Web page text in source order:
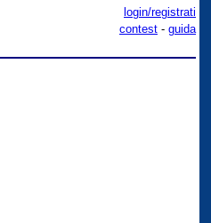
login/registrati
contest - guida